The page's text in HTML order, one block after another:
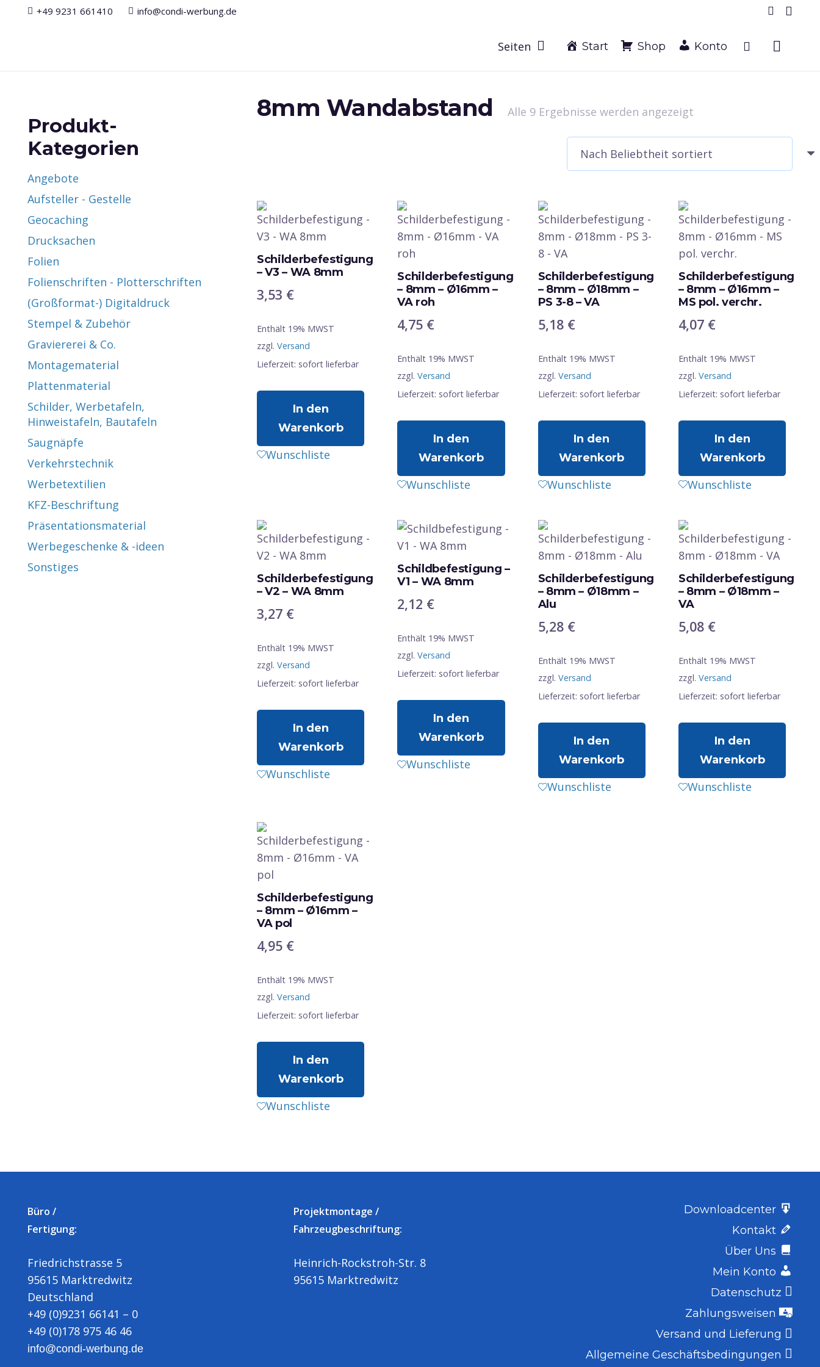
+49 9231 661410 info@condi-werbung.de
Seiten Start Shop Konto
8mm Wandabstand Alle 9 Ergebnisse werden angezeigtNach
Schilderbefestigung
– V3 – WA 8mm
3,53 €
Enthält 19% MWST
zzgl.Versand
Lieferzeit: sofort lieferbar
In den
Warenkorb
Wunschliste
Schilderbefestigung
– 8mm – Ø16mm –
VA roh
4,75 €
Enthält 19% MWST
zzgl.Versand
Lieferzeit: sofort lieferbar
In den
Warenkorb
Wunschliste
Schilderbefestigung
– 8mm – Ø18mm –
PS 3-8 – VA
5,18 €
Enthält 19% MWST
zzgl. Versand
Lieferzeit: sofort lieferbar
In den
Warenkorb
Wunschliste
Schilderbefestigung
– 8mm – Ø16mm –
MS pol. verchr.
4,07 €
Enthält 19% MWST
zzgl. Versand
Lieferzeit: sofort lieferbar
In den
Warenkorb
Wunschliste
Schilderbefestigung
– V2 – WA 8mm
3,27 €
Enthält 19% MWST
zzgl.Versand
Lieferzeit: sofort lieferbar
In den
Warenkorb
Wunschliste
Schildbefestigung –
V1 – WA 8mm
2,12 €
Enthält 19% MWST
zzgl.Versand
Lieferzeit: sofort lieferbar
In den
Warenkorb
Wunschliste
Schilderbefestigung
– 8mm – Ø18mm –
Alu
5,28 €
Enthält 19% MWST
zzgl. Versand
Lieferzeit: sofort lieferbar
In den
Warenkorb
Wunschliste
Schilderbefestigung
– 8mm – Ø18mm –
VA
5,08 €
Enthält 19% MWST
zzgl. Versand
Lieferzeit: sofort lieferbar
In den
Warenkorb
Wunschliste
Schilderbefestigung
– 8mm – Ø16mm –
VA pol
4,95 €
Enthält 19% MWST
zzgl.Versand
Lieferzeit: sofort lieferbar
In den
Warenkorb
Wunschliste
Produkt-
Kategorien
Angebote
Aufsteller - Gestelle
Geocaching
Drucksachen
Folien
Folienschriften - Plotterschriften
(Großformat-) Digitaldruck
Stempel & Zubehör
Graviererei & Co.
Montagematerial
Plattenmaterial
Schilder, Werbetafeln,
Hinweistafeln, Bautafeln
Saugnäpfe
Verkehrstechnik
Werbetextilien
KFZ-Beschriftung
Präsentationsmaterial
Werbegeschenke & -ideen
Sonstiges
Büro /
Fertigung:
Friedrichstrasse 5
95615 Marktredwitz
Deutschland
+49 (0)9231 66141 – 0
+49 (0)178 975 46 46
info@condi-werbung.de
Projektmontage /
Fahrzeugbeschriftung:
Heinrich-Rockstroh-Str. 8
95615 Marktredwitz
Downloadcenter
Kontakt
Über Uns
Mein Konto
Datenschutz
Zahlungsweisen
Versand und Lieferung
Allgemeine Geschäftsbedingungen